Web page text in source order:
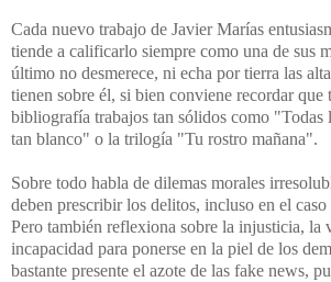
Cada nuevo trabajo de Javier Marías
tiende a calificarlo siempre como una de sus
último no desmerece, ni echa por tierra las
tienen sobre él, si bien conviene recordar que
bibliografía trabajos tan sólidos como "Todas
tan blanco" o la trilogía "Tu rostro mañana".
Sobre todo habla de dilemas morales
deben prescribir los delitos, incluso en el caso
Pero también reflexiona sobre la injusticia, la
incapacidad para ponerse en la piel de los
bastante presente el azote de las fake news,